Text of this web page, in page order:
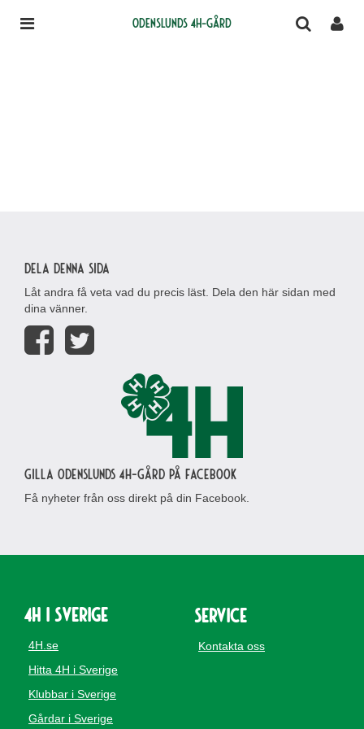
Odenslunds 4H-gård
Dela denna sida
Låt andra få veta vad du precis läst. Dela den här sidan med
dina vänner.
Gilla Odenslunds 4H-gård på Facebook
Få nyheter från oss direkt på din Facebook.
4H i Sverige
4H.se
Hitta 4H i Sverige
Klubbar i Sverige
Gårdar i Sverige
Service
Kontakta oss